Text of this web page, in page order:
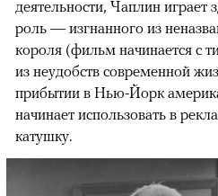
деятельности, Чаплин
роль — изгнанного из
короля (фильм начинается с
из неудобств современной
прибытии в Нью-Йорк
начинает использовать в
катушку.